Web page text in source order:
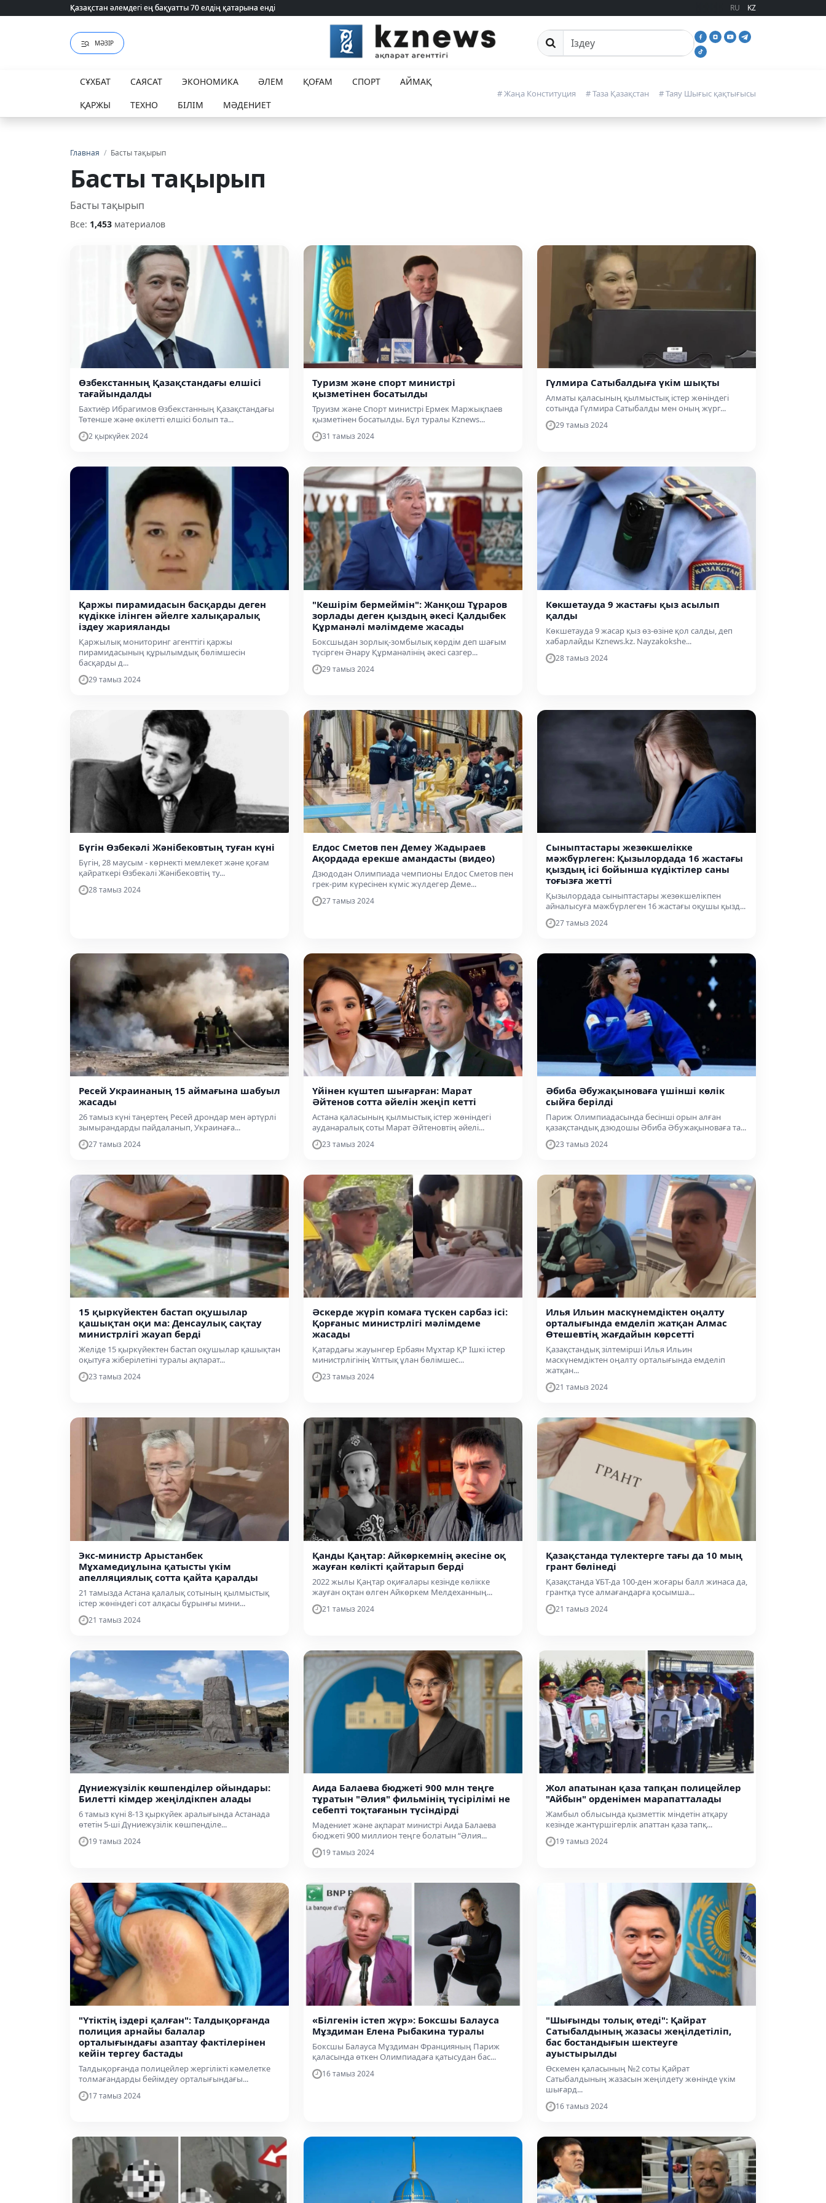
ҮААЖ тарифі екі есеге қымбаттайды: Үкімет қандай уәж айтады?
ҮААЖ тарифі екі есеге қымбаттайды: Үкімет қандай уәж айтады? RU KZ
МӘЗІР Сайттан іздеу
СҰХБАТ САЯСАТ ЭКОНОМИКА ӘЛЕМ ҚОҒАМ СПОРТ
АЙМАҚ
ҚАРЖЫ
ТЕХНО БІЛІМ МӘДЕНИЕТ
# Жаңа Конституция # Таза Қазақстан # Таяу Шығыс қақтығысы
Главная / Басты тақырып
Басты тақырып
Басты тақырып
Все: 1,453 материалов
Өзбекстанның Қазақстандағы елшісі
тағайындалды
Бахтиёр Ибрагимов Өзбекстанның Қазақстандағы
Төтенше және өкілетті елшісі болып та...
2 қыркүйек 2024
Туризм және спорт министрі
қызметінен босатылды
Труизм және Спорт министрі Ермек Маржықпаев
қызметінен босатылды. Бұл туралы Kznews...
31 тамыз 2024
Гүлмира Сатыбалдыға үкім шықты
Алматы қаласының қылмыстық істер жөніндегі
сотында Гүлмира Сатыбалды мен оның жүрг...
29 тамыз 2024
Қаржы пирамидасын басқарды деген
күдікке ілінген әйелге халықаралық
іздеу жарияланды
Қаржылық мониторинг агенттігі қаржы
пирамидасының құрылымдық бөлімшесін
басқарды д...
29 тамыз 2024
"Кешірім бермеймін": Жанқош Тұраров
зорлады деген қыздың әкесі Қалдыбек
Құрманәлі мәлімдеме жасады
Боксшыдан зорлық-зомбылық көрдім деп шағым
түсірген Әнару Құрманәлінің әкесі сазгер...
29 тамыз 2024
Көкшетауда 9 жастағы қыз асылып
қалды
Көкшетауда 9 жасар қыз өз-өзіне қол салды, деп
хабарлайды Kznews.kz. Nayzakokshe...
28 тамыз 2024
Бүгін Өзбекәлі Жәнібековтың туған күні
Бүгін, 28 маусым - көрнекті мемлекет және қоғам
қайраткері Өзбекәлі Жәнібековтің ту...
28 тамыз 2024
Елдос Сметов пен Демеу Жадыраев
Ақордада ерекше амандасты (видео)
Дзюдодан Олимпиада чемпионы Елдос Сметов пен
грек-рим күресінен күміс жүлдегер Деме...
27 тамыз 2024
Сыныптастары жезөкшелікке
мәжбүрлеген: Қызылордада 16 жастағы
қыздың ісі бойынша күдіктілер саны
тоғызға жетті
Қызылордада сыныптастары жезөкшелікпен
айналысуға мәжбүрлеген 16 жастағы оқушы қызд...
27 тамыз 2024
Ресей Украинаның 15 аймағына шабуыл
жасады
26 тамыз күні таңертең Ресей дрондар мен әртүрлі
зымырандарды пайдаланып, Украинаға...
27 тамыз 2024
Үйінен күштеп шығарған: Марат
Әйтенов сотта әйелін жеңіп кетті
Астана қаласының қылмыстық істер жөніндегі
ауданаралық соты Марат Әйтеновтің әйелі...
23 тамыз 2024
Әбиба Әбужақыноваға үшінші көлік
сыйға берілді
Париж Олимпиадасында бесінші орын алған
қазақстандық дзюдошы Әбиба Әбужақыноваға та...
23 тамыз 2024
15 қыркүйектен бастап оқушылар
қашықтан оқи ма: Денсаулық сақтау
министрлігі жауап берді
Желіде 15 қыркүйектен бастап оқушылар қашықтан
оқытуға жіберілетіні туралы ақпарат...
23 тамыз 2024
Әскерде жүріп комаға түскен сарбаз ісі:
Қорғаныс министрлігі мәлімдеме
жасады
Қатардағы жауынгер Ербаян Мұхтар ҚР Ішкі істер
министрлігінің Ұлттық ұлан бөлімшес...
23 тамыз 2024
Илья Ильин маскүнемдіктен оңалту
орталығында емделіп жатқан Алмас
Өтешевтің жағдайын көрсетті
Қазақстандық зілтемірші Илья Ильин
маскүнемдіктен оңалту орталығында емделіп
жатқан...
21 тамыз 2024
Экс-министр Арыстанбек
Мұхамедиұлына қатысты үкім
апелляциялық сотта қайта қаралды
21 тамызда Астана қалалық сотының қылмыстық
істер жөніндегі сот алқасы бұрынғы мини...
21 тамыз 2024
Қанды Қаңтар: Айкөркемнің әкесіне оқ
жауған көлікті қайтарып берді
2022 жылы Қаңтар оқиғалары кезінде көлікке
жауған оқтан өлген Айкөркем Мелдеханның...
21 тамыз 2024
Қазақстанда түлектерге тағы да 10 мың
грант бөлінеді
Қазақстанда ҰБТ-да 100-ден жоғары балл жинаса да,
грантқа түсе алмағандарға қосымша...
21 тамыз 2024
Дүниежүзілік көшпенділер ойындары:
Билетті кімдер жеңілдікпен алады
6 тамыз күні 8-13 қыркүйек аралығында Астанада
өтетін 5-ші Дүниежүзілік көшпенділе...
19 тамыз 2024
Аида Балаева бюджеті 900 млн теңге
тұратын "Әлия" фильмінің түсірілімі не
себепті тоқтағанын түсіндірді
Мәдениет және ақпарат министрі Аида Балаева
бюджеті 900 миллион теңге болатын “Әлия...
19 тамыз 2024
Жол апатынан қаза тапқан полицейлер
"Айбын" орденімен марапатталады
Жамбыл облысында қызметтік міндетін атқару
кезінде жантүршігерлік апаттан қаза тапқ...
19 тамыз 2024
"Үтіктің іздері қалған": Талдықорғанда
полиция арнайы балалар
орталығындағы азаптау фактілерінен
кейін тергеу бастады
Талдықорғанда полицейлер жергілікті кәмелетке
толмағандарды бейімдеу орталығындағы...
17 тамыз 2024
«Білгенін істеп жүр»: Боксшы Балауса
Мұздиман Елена Рыбакина туралы
Боксшы Балауса Мұздиман Францияның Париж
қаласында өткен Олимпиадаға қатысудан бас...
16 тамыз 2024
"Шығынды толық өтеді": Қайрат
Сатыбалдының жазасы жеңілдетіліп,
бас бостандығын шектеуге
ауыстырылды
Өскемен қаласының №2 соты Қайрат
Сатыбалдының жазасын жеңілдету жөнінде үкім
шығард...
16 тамыз 2024